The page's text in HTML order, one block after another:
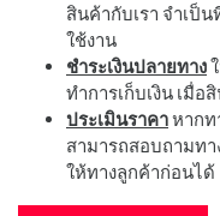
สินค้ากับเรา จำเป็
ใช้งาน
ชำระเงินปลายทาง
ทำการเก็บเงิน เมื่อ
ประเมินราคาหากท
สามารถสอบถามท
ให้ทางลูกค้าก่อนได้